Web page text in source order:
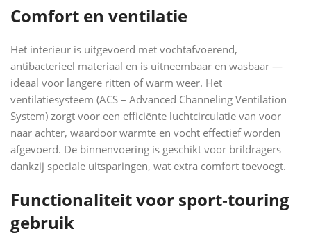
Comfort en ventilatie
Het interieur is uitgevoerd met vochtafvoerend,
antibacterieel materiaal en is uitneembaar en wasbaar —
ideaal voor langere ritten of warm weer. Het
ventilatiesysteem (ACS – Advanced Channeling Ventilation
System) zorgt voor een efficiënte luchtcirculatie van voor
naar achter, waardoor warmte en vocht effectief worden
afgevoerd. De binnenvoering is geschikt voor brildragers
dankzij speciale uitsparingen, wat extra comfort toevoegt.
Functionaliteit voor sport‑touring
gebruik